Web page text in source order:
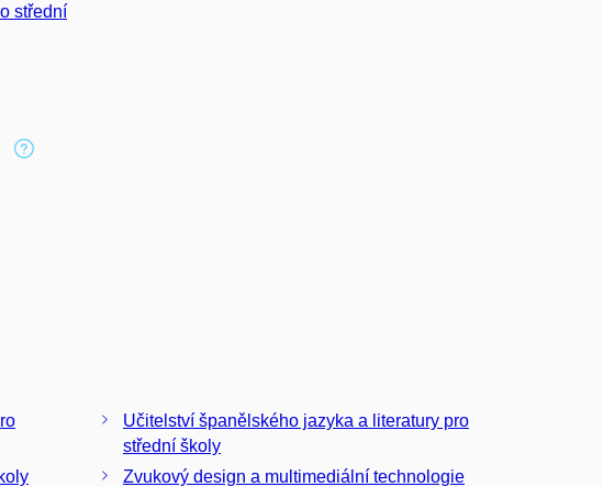
střední
Učitelství španělského jazyka a literatury pro
střední školy
Zvukový design a multimediální technologie